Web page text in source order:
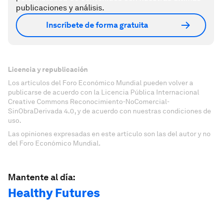
publicaciones y análisis.
Inscríbete de forma gratuita
Licencia y republicación
Los artículos del Foro Económico Mundial pueden volver a
publicarse de acuerdo con la Licencia Pública Internacional
Creative Commons Reconocimiento-NoComercial-
SinObraDerivada 4.0, y de acuerdo con nuestras condiciones de
uso.
Las opiniones expresadas en este artículo son las del autor y no
del Foro Económico Mundial.
Mantente al día:
Healthy Futures